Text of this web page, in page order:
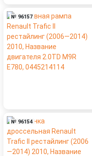
№ 96157
№ 96154